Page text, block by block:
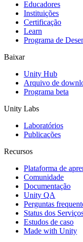
Jogos XR
Lance jogos XR em
Jogos com multijogador
Educadores
Instituições
Certificação
Learn
Programa de
Baixar
Unity Hub
Arquivo de
Programa beta
Unity Labs
Laboratórios
Publicações
Recursos
Plataforma de
Comunidade
Documentação
Unity QA
Perguntas
Status dos
Estudos de caso
Made with Unity